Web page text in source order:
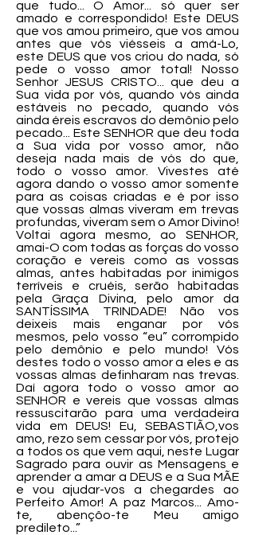
que tudo... O Amor... só quer ser
amado e correspondido! Este DEUS
que vos amou primeiro, que vos amou
antes que vós viésseis a amá-Lo,
este DEUS que vos criou do nada, só
pede o vosso amor total! Nosso
Senhor JESUS CRISTO... que deu a
Sua vida por vós, quando vós ainda
estáveis no pecado, quando vós
ainda éreis escravos do demônio pelo
pecado... Este SENHOR que deu toda
a Sua vida por vosso amor, não
deseja nada mais de vós do que,
todo o vosso amor. Vivestes até
agora dando o vosso amor somente
para as coisas criadas e é por isso
que vossas almas viveram em trevas
profundas, viveram sem o Amor Divino!
Voltai agora mesmo, ao SENHOR,
amai-O com todas as forças do vosso
coração e vereis como as vossas
almas, antes habitadas por inimigos
terríveis e cruéis, serão habitadas
pela Graça Divina, pelo amor da
SANTÍSSIMA TRINDADE! Não vos
deixeis mais enganar por vós
mesmos, pelo vosso “eu” corrompido
pelo demônio e pelo mundo! Vós
destes todo o vosso amor a eles e as
vossas almas definharam nas trevas.
Daí agora todo o vosso amor ao
SENHOR e vereis que vossas almas
ressuscitarão para uma verdadeira
vida em DEUS! Eu, SEBASTIÃO,vos
amo, rezo sem cessar por vós, protejo
a todos os que vem aqui, neste Lugar
Sagrado para ouvir as Mensagens e
aprender a amar a DEUS e a Sua MÃE
e vou ajudar-vos a chegardes ao
Perfeito Amor! A paz Marcos... Amo-
te, abençôo-te Meu amigo
predileto...”